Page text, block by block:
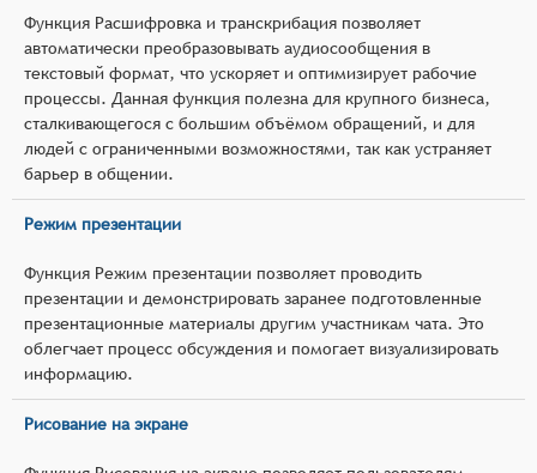
Функция Расшифровка и транскрибация позволяет
автоматически преобразовывать аудиосообщения в
текстовый формат, что ускоряет и оптимизирует рабочие
процессы. Данная функция полезна для крупного бизнеса,
сталкивающегося с большим объёмом обращений, и для
людей с ограниченными возможностями, так как устраняет
барьер в общении.
Режим презентации
Функция Режим презентации позволяет проводить
презентации и демонстрировать заранее подготовленные
презентационные материалы другим участникам чата. Это
облегчает процесс обсуждения и помогает визуализировать
информацию.
Рисование на экране